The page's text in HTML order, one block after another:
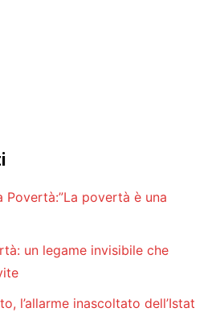
Povertà:”La povertà è una
un legame invisibile che
l’allarme inascoltato dell’Istat